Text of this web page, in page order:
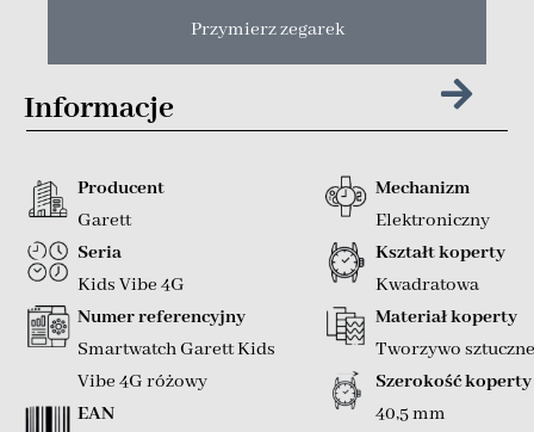
Przymierz zegarek
Informacje
Producent
Garett
Seria
Kids Vibe 4G
Numer referencyjny
Smartwatch Garett Kids
Vibe 4G różowy
EAN
Mechanizm
Elektroniczny
Kształt koperty
Kwadratowa
Materiał koperty
Tworzywo sztuczne
Szerokość koperty
40,5 mm